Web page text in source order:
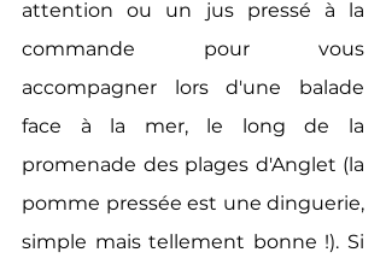
attention ou un jus pressé à la
commande pour vous
accompagner lors d'une balade
face à la mer, le long de la
promenade des plages d'Anglet (la
pomme pressée est une dinguerie,
simple mais tellement bonne !). Si